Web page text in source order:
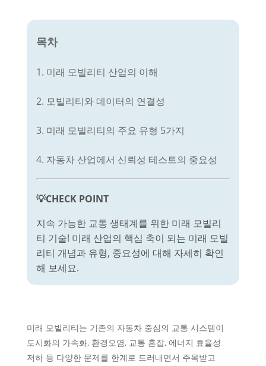
목차
1. 미래 모빌리티 산업의 이해
2. 모빌리티와 데이터의 연결성
3. 미래 모빌리티의 주요 유형 5가지
4. 자동차 산업에서 신뢰성 테스트의 중요성
💡CHECK POINT
지속 가능한 교통 생태계를 위한 미래 모빌리
티 기술! 미래 산업의 핵심 축이 되는 미래 모빌
리티 개념과 유형, 중요성에 대해 자세히 확인
해 보세요.
미래 모빌리티는 기존의 자동차 중심의 교통 시스템이
도시화의 가속화, 환경오염, 교통 혼잡, 에너지 효율성
저하 등 다양한 문제를 한계로 드러내면서 주목받고